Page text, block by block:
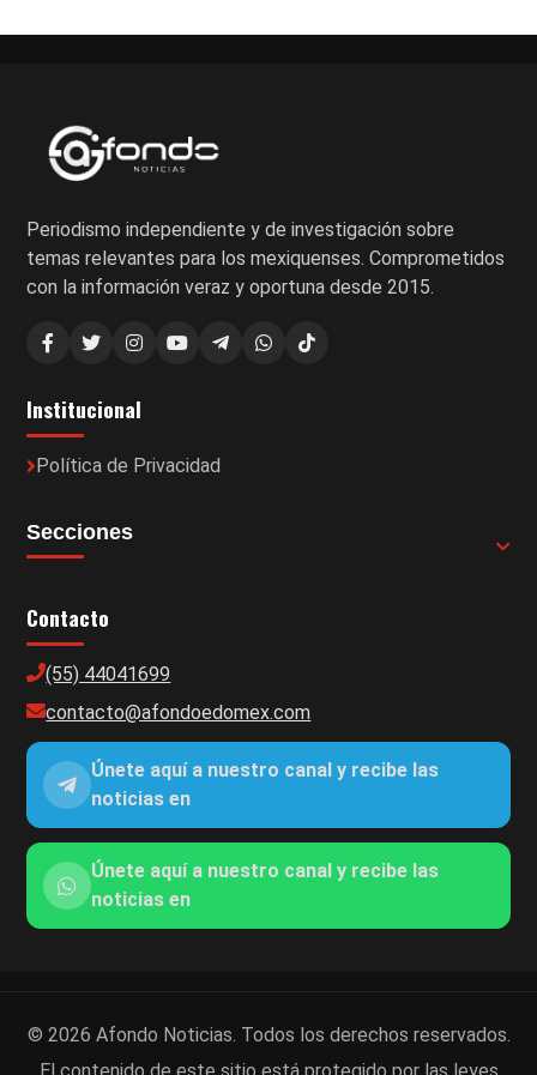
Periodismo independiente y de investigación sobre
temas relevantes para los mexiquenses. Comprometidos
con la información veraz y oportuna desde 2015.
Institucional
Política de Privacidad
Secciones
Contacto
(55) 44041699
contacto@afondoedomex.com
Únete aquí a nuestro canal y recibe las
noticias en
Únete aquí a nuestro canal y recibe las
noticias en
© 2026 Afondo Noticias. Todos los derechos reservados.